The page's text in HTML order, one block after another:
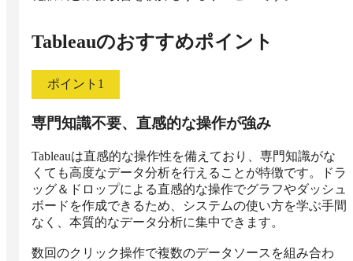
Tableauのおすすめポイント
ポイント 1
専門知識不要、直感的な操作が強み
Tableauは直感的な操作性を備えており、専門知識がな
くても高度なデータ分析を行えることが特徴です。ドラ
ッグ＆ドロップによる直感的な操作でグラフやダッシュ
ボードを作成できるため、システムの使い方を学ぶ手間
なく、本質的なデータ分析に集中できます。
数回のクリック操作で複数のデータソースを組み合わ